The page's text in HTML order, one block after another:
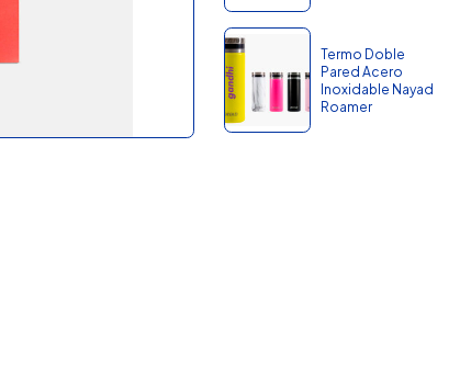
Termo Doble
Pared Acero
Inoxidable Nayad
Roamer